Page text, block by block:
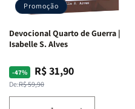
Promoção
Devocional Quarto de Guerra |
Isabelle S. Alves
-47%
Preço
normal
De:R$ 59,90
Preço
promocional
R$ 31,90